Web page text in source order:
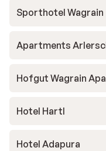
Sporthotel Wagrain
Apartments
Hofgut Wagrain
Hotel Hartl
Hotel Adapura